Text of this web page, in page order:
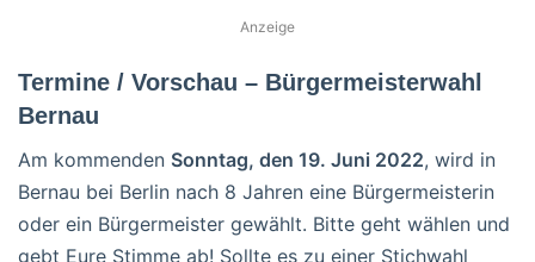
Anzeige
Termine / Vorschau – Bürgermeisterwahl
Bernau
Am kommenden Sonntag, den 19. Juni 2022, wird in
Bernau bei Berlin nach 8 Jahren eine Bürgermeisterin
oder ein Bürgermeister gewählt. Bitte geht wählen und
gebt Eure Stimme ab! Sollte es zu einer Stichwahl